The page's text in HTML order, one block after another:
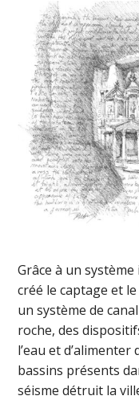
Grâce à un
créé le captage et
un système de
roche, des
l’eau et
bassins présents
séisme détruit la